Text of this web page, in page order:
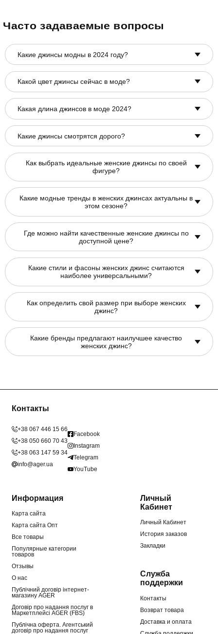
Часто задаваемые вопросы
Какие джинсы модны в 2024 году?
Какой цвет джинсы сейчас в моде?
Какая длина джинсов в моде 2024?
Какие джинсы смотрятся дорого?
Как выбрать идеальные женские джинсы по своей
фигуре?
Какие модные тренды в женских джинсах актуальны в
этом сезоне?
Где можно найти качественные женские джинсы по
доступной цене?
Какие стили и фасоны женских джинс считаются
наиболее универсальными?
Как определить свой размер при выборе женских
джинс?
Какие бренды предлагают наилучшее качество
женских джинс?
Контакты
+38 067 446 15 66
+38 050 660 70 43
+38 063 147 59 34
info@ager.ua
Facebook
Instagram
Telegram
YouTube
Информация
Карта сайта
Карта сайта Опт
Все товары
Популярные категории
товаров
Отзывы
О нас
Публічний договір інтернет-
магазину AGER
Договір про надання послуг в
Маркетплейсі AGER (FBS)
Публічна оферта. Агентський
договір про надання послуг
Личный
Кабинет
Личный Кабинет
История заказов
Закладки
Служба
поддержки
Контакты
Возврат товара
Доставка и оплата